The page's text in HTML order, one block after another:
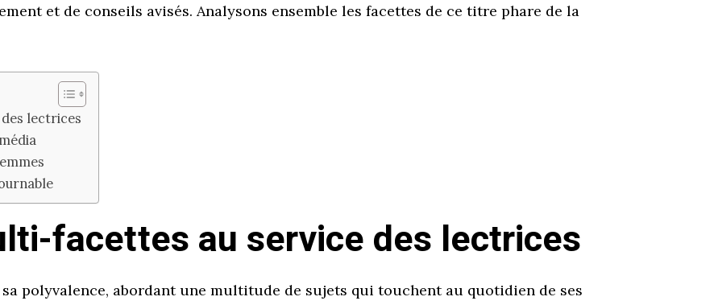
et de conseils avisés. Analysons ensemble les facettes de ce titre phare de la
lectrices
facettes au service des lectrices
polyvalence, abordant une multitude de sujets qui touchent au quotidien de ses